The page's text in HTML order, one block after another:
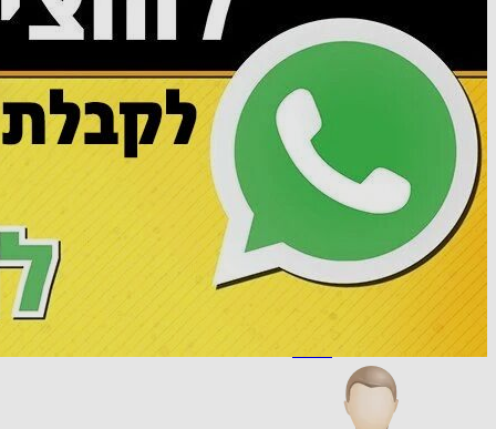
אורח
תגובה
אורח
אשמח לקבל עדכונים לגיל השלישי
02.12.25 10:13